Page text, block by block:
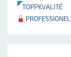
TOPPKVALITÉ